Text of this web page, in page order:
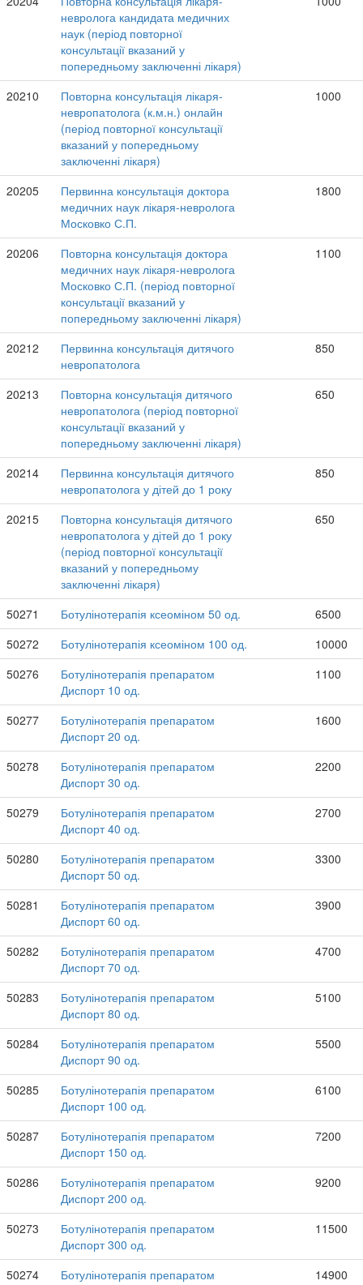
невролога кандидата медичних
наук (період повторної
консультації вказаний у
попередньому заключенні лікаря)
20210
Повторна консультація лікаря-
невропатолога (к.м.н.) онлайн
(період повторної консультації
вказаний у попередньому
заключенні лікаря)
1000
20205
Первинна консультація доктора
медичних наук лікаря-невролога
Московко С.П.
1800
20206
Повторна консультація доктора
медичних наук лікаря-невролога
Московко С.П. (період повторної
консультації вказаний у
попередньому заключенні лікаря)
1100
20212
Первинна консультація дитячого
невропатолога
850
20213
Повторна консультація дитячого
невропатолога (період повторної
консультації вказаний у
попередньому заключенні лікаря)
650
20214
Первинна консультація дитячого
невропатолога у дітей до 1 року
850
20215
Повторна консультація дитячого
невропатолога у дітей до 1 року
(період повторної консультації
вказаний у попередньому
заключенні лікаря)
650
50271 Ботулінотерапія ксеоміном 50 од.
6500
50272
Ботулінотерапія ксеоміном 100 од.
10000
50276
Ботулінотерапія препаратом
Диспорт 10 од.
1100
50277
Ботулінотерапія препаратом
Диспорт 20 од.
1600
50278
Ботулінотерапія препаратом
Диспорт 30 од.
2200
50279
Ботулінотерапія препаратом
Диспорт 40 од.
2700
50280
Ботулінотерапія препаратом
Диспорт 50 од.
3300
50281
Ботулінотерапія препаратом
Диспорт 60 од.
3900
50282
Ботулінотерапія препаратом
Диспорт 70 од.
4700
50283
Ботулінотерапія препаратом
Диспорт 80 од.
5100
50284
Ботулінотерапія препаратом
Диспорт 90 од.
5500
50285
Ботулінотерапія препаратом
Диспорт 100 од.
6100
50287
Ботулінотерапія препаратом
Диспорт 150 од.
7200
50286
Ботулінотерапія препаратом
Диспорт 200 од.
9200
50273
Ботулінотерапія препаратом
Диспорт 300 од.
11500
50274
Ботулінотерапія препаратом
14900